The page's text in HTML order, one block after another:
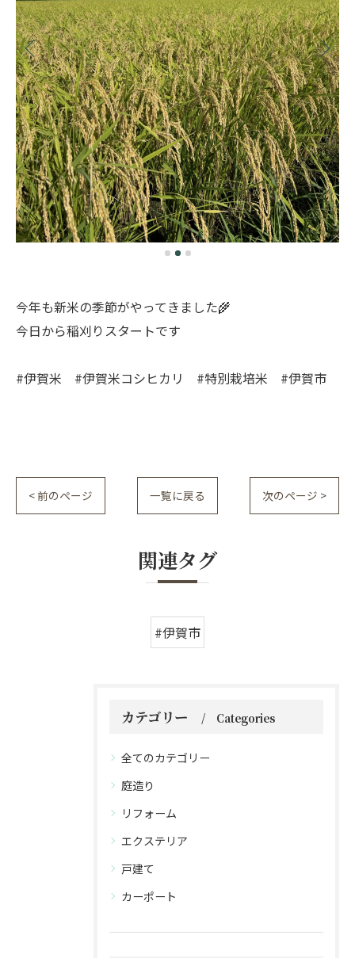
今年も新米の季節がやってきました🌾
今日から稲刈りスタートです
#伊賀米 #伊賀米コシヒカリ #特別栽培米 #伊賀市
< 前のページ 一覧に戻る 次のページ >
関連タグ
#伊賀市
カテゴリー Categories
全てのカテゴリー
庭造り
リフォーム
エクステリア
戸建て
カーポート